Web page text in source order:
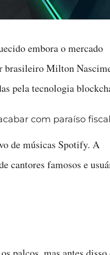
embora o mercado
brasileiro Milton
pela tecnologia
com paraíso fiscal
de músicas Spotify. A
cantores famosos e